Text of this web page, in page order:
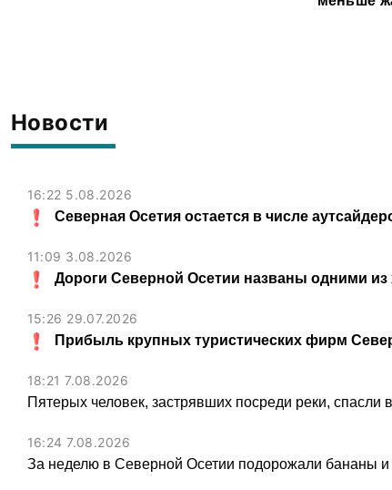
Новости
16:22 5.08.2026
Северная Осетия остается в числе
11:09 3.08.2026
Дороги Северной Осетии названы одними
15:26 29.07.2026
Прибыль крупных туристических фирм
18:21 7.08.2026
Пятерых человек, застрявших посреди реки, спасли
16:24 7.08.2026
За неделю в Северной Осетии подорожали бананы